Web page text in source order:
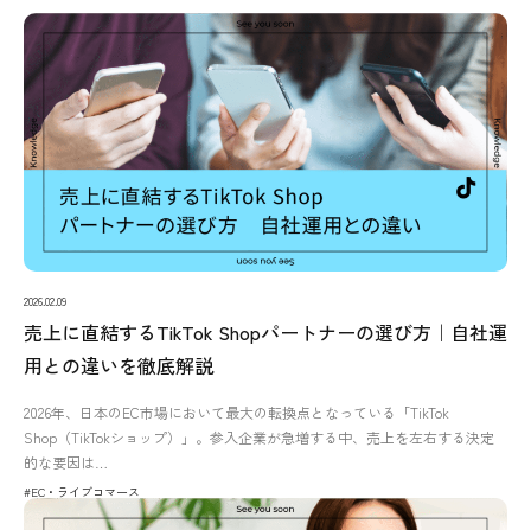
2026.02.09
売上に直結するTikTok Shopパートナーの選び方｜自社運
用との違いを徹底解説
2026年、日本のEC市場において最大の転換点となっている「TikTok
Shop（TikTokショップ）」。参入企業が急増する中、売上を左右する決定
的な要因は…
#EC・ライブコマース